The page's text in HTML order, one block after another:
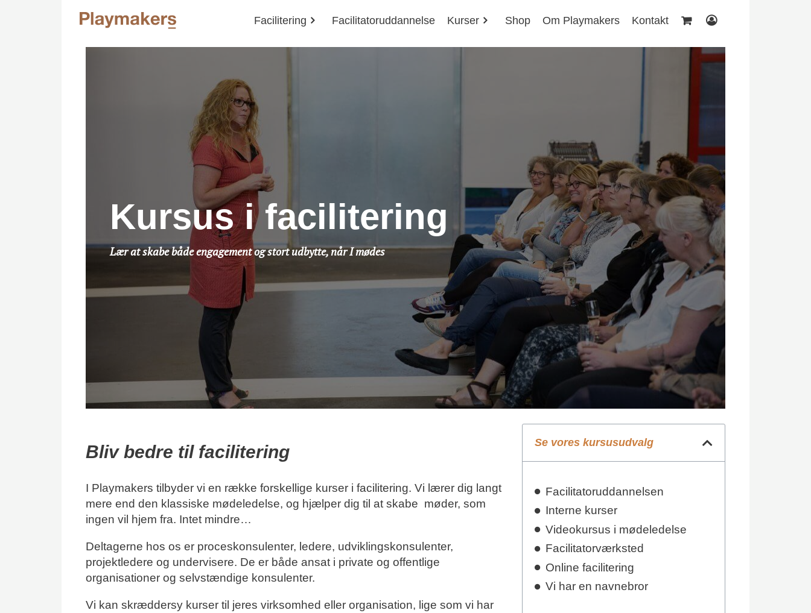
Facilitering Facilitatoruddannelse Kurser Shop Om Playmakers Kontakt
Kursus i facilitering
Lær at skabe både engagement og stort udbytte, når I mødes
Bliv bedre til facilitering
I Playmakers tilbyder vi en række forskellige kurser i facilitering. Vi lærer dig langt
mere end den klassiske mødeledelse, og hjælper dig til at skabe møder, som
ingen vil hjem fra. Intet mindre…
Deltagerne hos os er proceskonsulenter, ledere, udviklingskonsulenter,
projektledere og undervisere. De er både ansat i private og offentlige
organisationer og selvstændige konsulenter.
Vi kan skræddersy kurser til jeres virksomhed eller organisation, lige som vi har
Se vores kursusudvalg
Facilitatoruddannelsen
Interne kurser
Videokursus i mødeledelse
Facilitatorværksted
Online facilitering
Vi har en navnebror